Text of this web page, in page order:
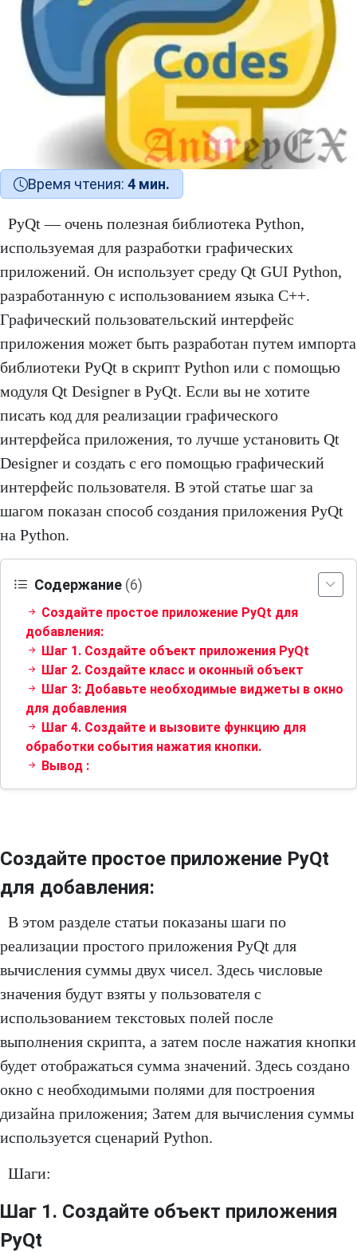
Время чтения: 4 мин.
PyQt — очень полезная библиотека Python,
используемая для разработки графических
приложений. Он использует среду Qt GUI Python,
разработанную с использованием языка C++.
Графический пользовательский интерфейс
приложения может быть разработан путем импорта
библиотеки PyQt в скрипт Python или с помощью
модуля Qt Designer в PyQt. Если вы не хотите
писать код для реализации графического
интерфейса приложения, то лучше установить Qt
Designer и создать с его помощью графический
интерфейс пользователя. В этой статье шаг за
шагом показан способ создания приложения PyQt
на Python.
Содержание (6)
Создайте простое приложение PyQt для
добавления:
Шаг 1. Создайте объект приложения PyQt
Шаг 2. Создайте класс и оконный объект
Шаг 3: Добавьте необходимые виджеты в окно
для добавления
Шаг 4. Создайте и вызовите функцию для
обработки события нажатия кнопки.
Вывод :
Создайте простое приложение PyQt
для добавления:
В этом разделе статьи показаны шаги по
реализации простого приложения PyQt для
вычисления суммы двух чисел. Здесь числовые
значения будут взяты у пользователя с
использованием текстовых полей после
выполнения скрипта, а затем после нажатия кнопки
будет отображаться сумма значений. Здесь создано
окно с необходимыми полями для построения
дизайна приложения; Затем для вычисления суммы
используется сценарий Python.
Шаги:
Шаг 1. Создайте объект приложения
PyQt